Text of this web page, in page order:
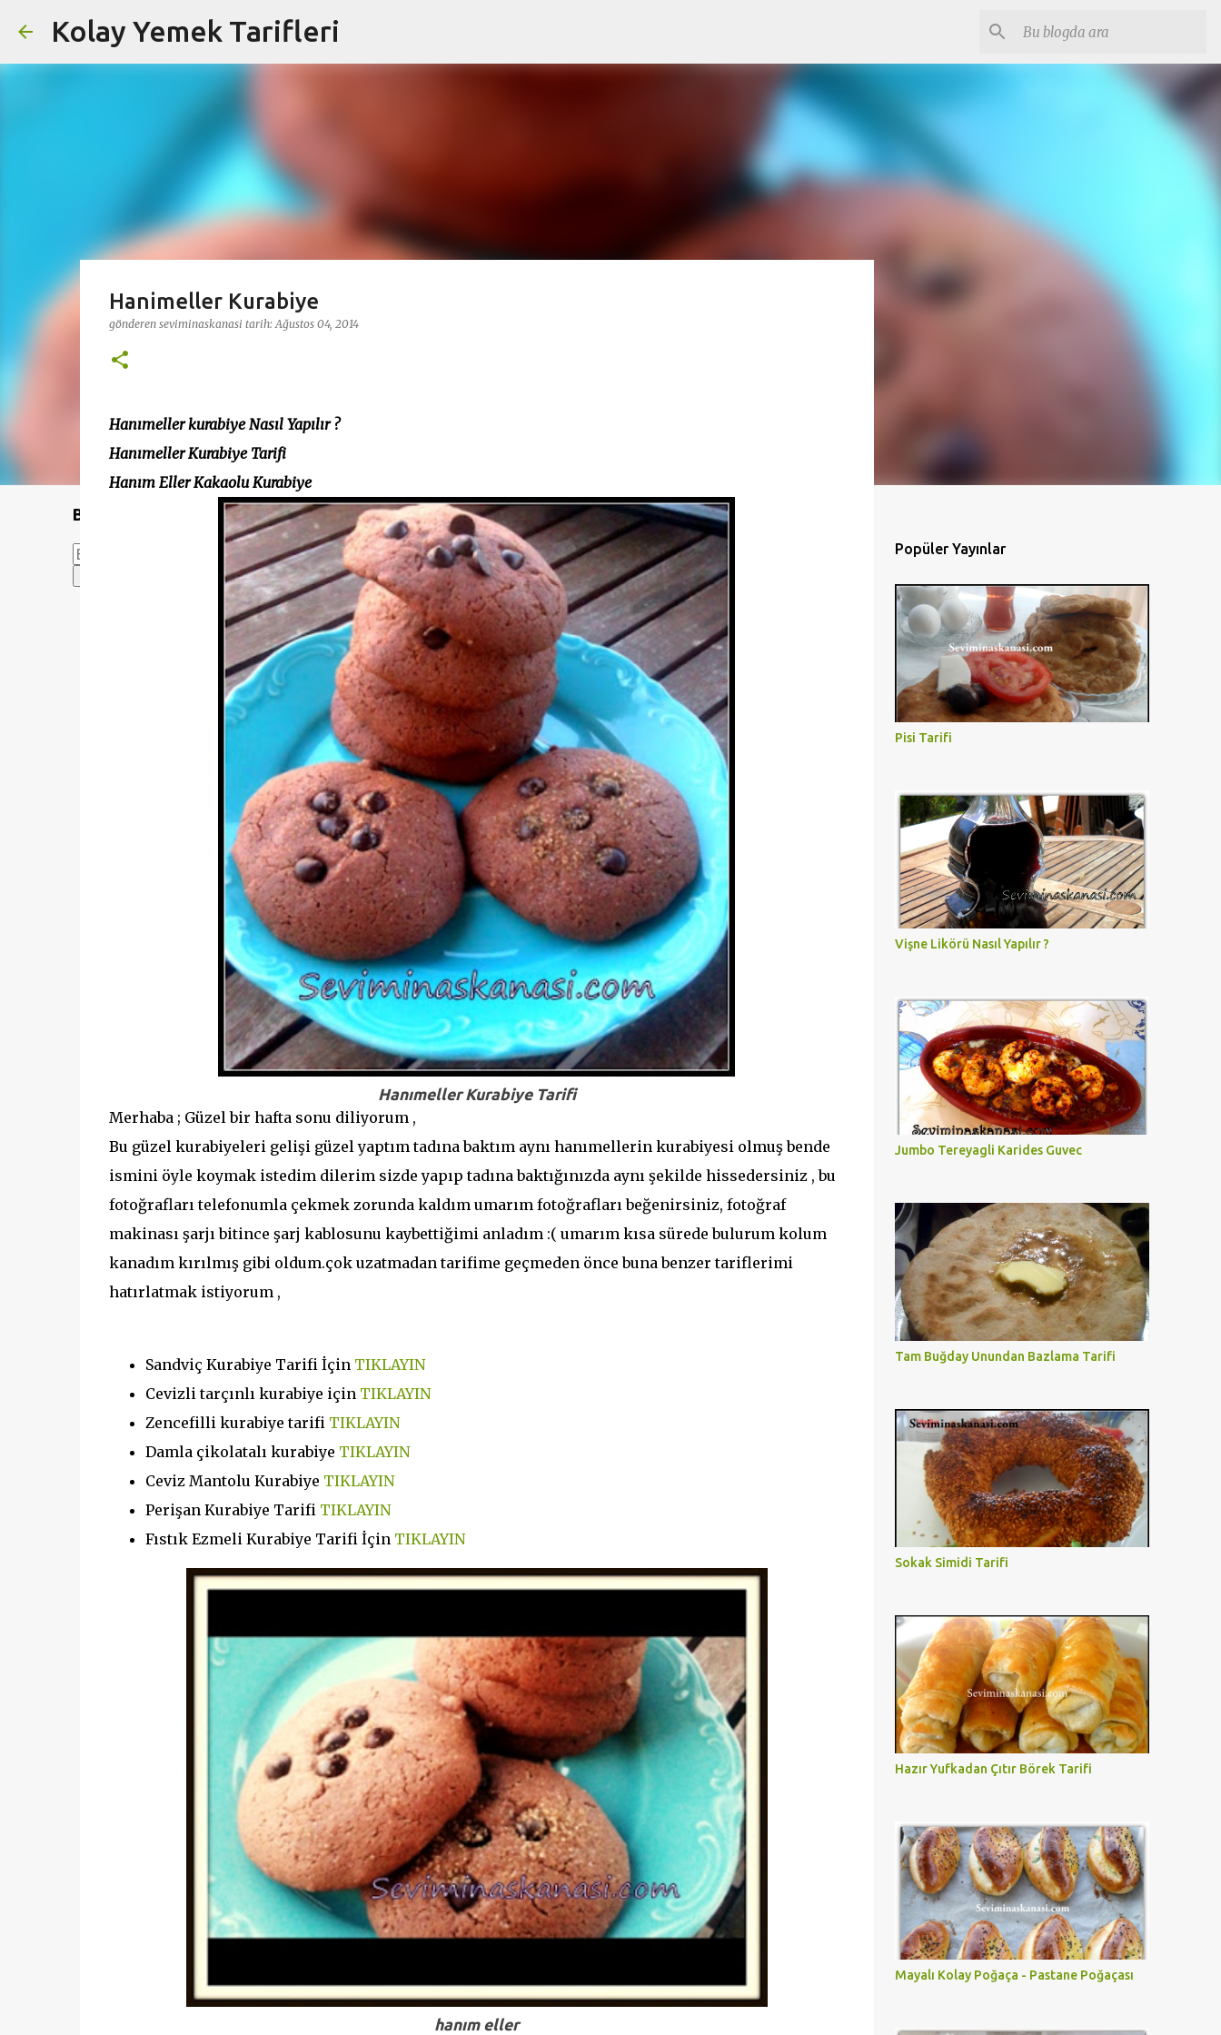
Kolay Yemek Tarifleri
Bu Blogda Ara
Hanimeller Kurabiye
gönderen seviminaskanasi tarih:Ağustos 04, 2014
Hanımeller kurabiye Nasıl Yapılır ?
Hanımeller Kurabiye Tarifi
Hanım Eller Kakaolu Kurabiye
Hanımeller Kurabiye Tarifi
Merhaba ; Güzel bir hafta sonu diliyorum ,
Bu güzel kurabiyeleri gelişi güzel yaptım tadına baktım aynı hanımellerin kurabiyesi olmuş bende
ismini öyle koymak istedim dilerim sizde yapıp tadına baktığınızda aynı şekilde hissedersiniz , bu
fotoğrafları telefonumla çekmek zorunda kaldım umarım fotoğrafları beğenirsiniz, fotoğraf
makinası şarjı bitince şarj kablosunu kaybettiğimi anladım :( umarım kısa sürede bulurum kolum
kanadım kırılmış gibi oldum.çok uzatmadan tarifime geçmeden önce buna benzer tariflerimi
hatırlatmak istiyorum ,
Sandviç Kurabiye Tarifi İçin TIKLAYIN
Cevizli tarçınlı kurabiye için TIKLAYIN
Zencefilli kurabiye tarifi TIKLAYIN
Damla çikolatalı kurabiye TIKLAYIN
Ceviz Mantolu Kurabiye TIKLAYIN
Perişan Kurabiye Tarifi TIKLAYIN
Fıstık Ezmeli Kurabiye Tarifi İçinTIKLAYIN
hanım eller
Popüler Yayınlar
Pisi Tarifi
Vişne Likörü Nasıl Yapılır ?
Jumbo Tereyagli Karides Guvec
Tam Buğday Unundan Bazlama Tarifi
Sokak Simidi Tarifi
Hazır Yufkadan Çıtır Börek Tarifi
Mayalı Kolay Poğaça - Pastane Poğaçası